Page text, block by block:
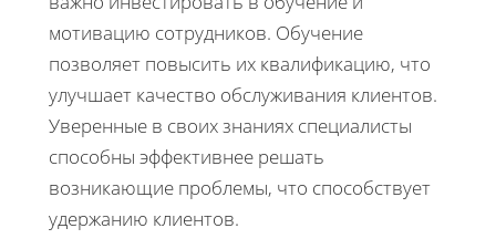
мотивацию сотрудников. Обучение
позволяет повысить их квалификацию, что
улучшает качество обслуживания клиентов.
Уверенные в своих знаниях специалисты
способны эффективнее решать
возникающие проблемы, что способствует
удержанию клиентов.